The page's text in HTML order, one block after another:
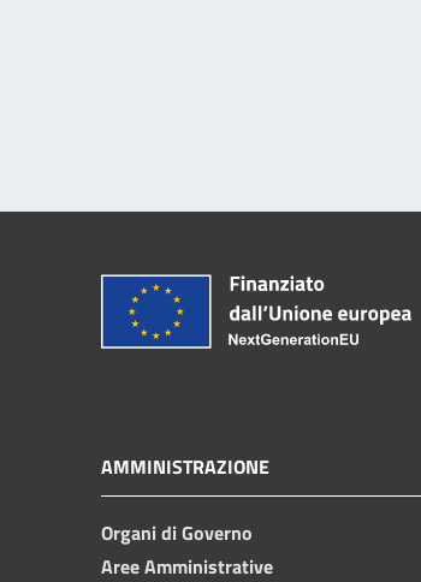
AMMINISTRAZIONE
Organi di Governo
Aree Amministrative